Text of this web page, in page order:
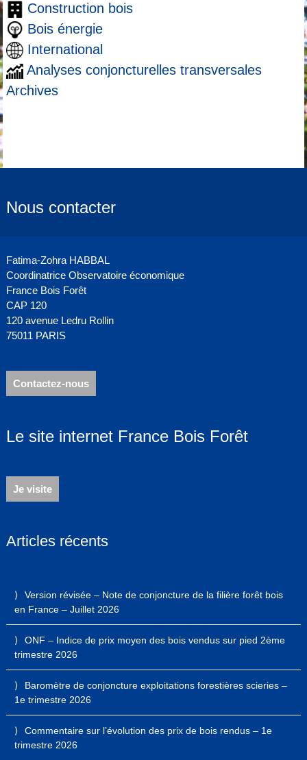
Construction bois
Bois énergie
International
Analyses conjoncturelles transversales
Archives
Nous contacter
Fatima-Zohra HABBAL
Coordinatrice Observatoire économique
France Bois Forêt
CAP 120
120 avenue Ledru Rollin
75011 PARIS
Contactez-nous
Le site internet France Bois Forêt
Je visite
Articles récents
Version révisée – Note de conjoncture de la filière forêt bois
en France – Juillet 2026
ONF – Indice de prix moyen des bois vendus sur pied 2ème
trimestre 2026
Baromètre de conjoncture exploitations forestières scieries –
1e trimestre 2026
Commentaire sur l’évolution des prix de bois rendus – 1e
trimestre 2026